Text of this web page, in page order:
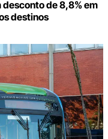
de 8,8% em
destinos